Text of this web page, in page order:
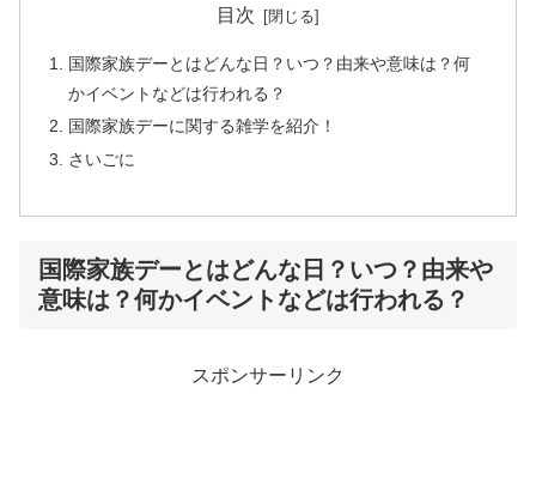
目次
国際家族デーとはどんな日？いつ？由来や意味は？何
かイベントなどは行われる？
国際家族デーに関する雑学を紹介！
さいごに
国際家族デーとはどんな日？いつ？由来や
意味は？何かイベントなどは行われる？
スポンサーリンク